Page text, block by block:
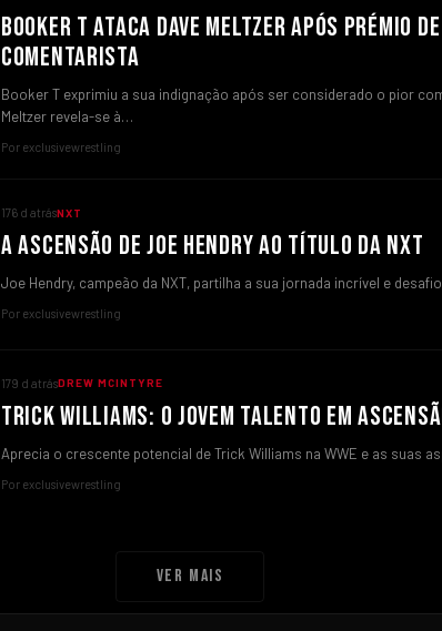
BOOKER T ATACA DAVE MELTZER APÓS PRÉMIO
COMENTARISTA
Booker T exprimiu a sua indignação após ser considerado o pior
Meltzer revela-se à…
Por exclusivewrestling
176 d atrásNXT
A ASCENSÃO DE JOE HENDRY AO TÍTULO DA NXT
Joe Hendry, campeão da NXT, partilha a sua jornada incrível e
Por exclusivewrestling
179 d atrásDREW MCINTYRE
TRICK WILLIAMS: O JOVEM TALENTO EM
Aprecia o crescente potencial de Trick Williams na WWE e as suas
Por exclusivewrestling
Ver mais